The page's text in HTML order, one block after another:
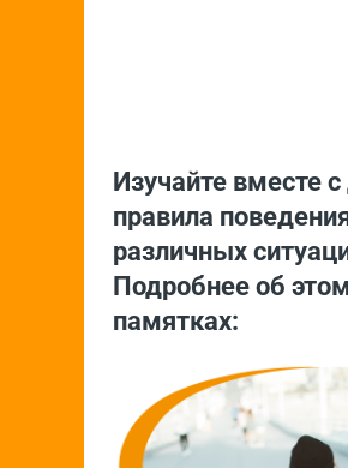
Изучайте вместе
правила
различных
Подробнее об
памятках: